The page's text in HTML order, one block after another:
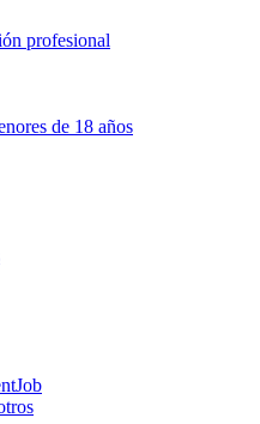
profesional
de 18 años